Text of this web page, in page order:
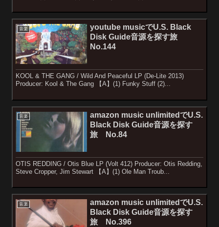
音楽
youtube musicでU.S. Black
Disk Guide音源を探す旅
No.144
KOOL & THE GANG / Wild And Peaceful LP (De-Lite 2013)
Producer: Kool & The Gang 【A】(1) Funky Stuff (2)...
音楽
amazon music unlimitedでU.S.
Black Disk Guide音源を探す
旅 No.84
OTIS REDDING / Otis Blue LP (Volt 412) Producer: Otis Redding,
Steve Cropper, Jim Stewart 【A】(1) Ole Man Troub...
音楽
amazon music unlimitedでU.S.
Black Disk Guide音源を探す
旅 No.396